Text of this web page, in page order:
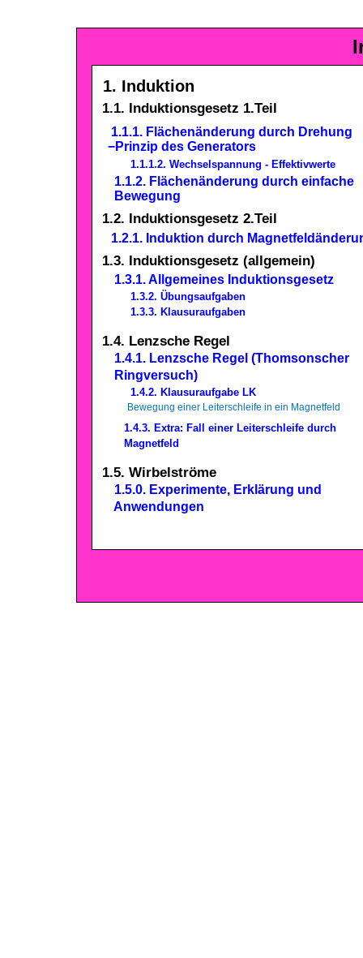
1. Induktion
1.1. Induktionsgesetz 1.Teil
1.1.1. Flächenänderung durch Drehung
−Prinzip des Generators
1.1.1.2. Wechselspannung - Effektivwerte
1.1.2. Flächenänderung durch einfache
Bewegung
1.2. Induktionsgesetz 2.Teil
1.2.1. Induktion durch
1.3. Induktionsgesetz (allgemein)
1.3.1. Allgemeines Induktionsgesetz
1.3.2. Übungsaufgaben
1.3.3. Klausuraufgaben
1.4. LenzscheRegel
1.4.1. LenzscheRegel (Thomsonscher
Ringversuch)
1.4.2. Klausuraufgabe LK
Bewegung einer Leiterschleife in ein Magnetfeld
1.4.3. Extra: Fall einer Leiterschleife durch
Magnetfeld
1.5. Wirbelströme
1.5.0. Experimente, Erklärung und
Anwendungen